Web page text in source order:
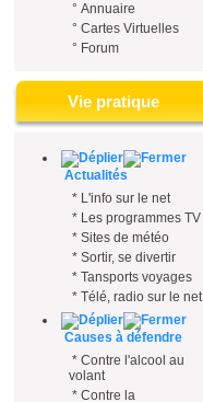
° Annuaire
° Cartes Virtuelles
° Forum
Vie pratique
Actualités
* L'info sur le net
* Les programmes TV
* Sites de météo
* Sortir, se divertir
* Tansports voyages
* Télé, radio sur le net
Causes à défendre
* Contre l'alcool au
volant
* Contre la